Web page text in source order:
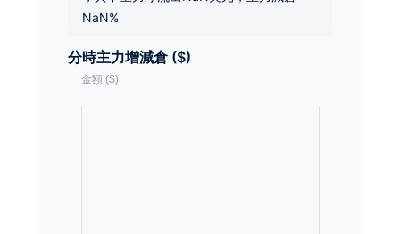
NaN%
分時主力增減倉 ($)